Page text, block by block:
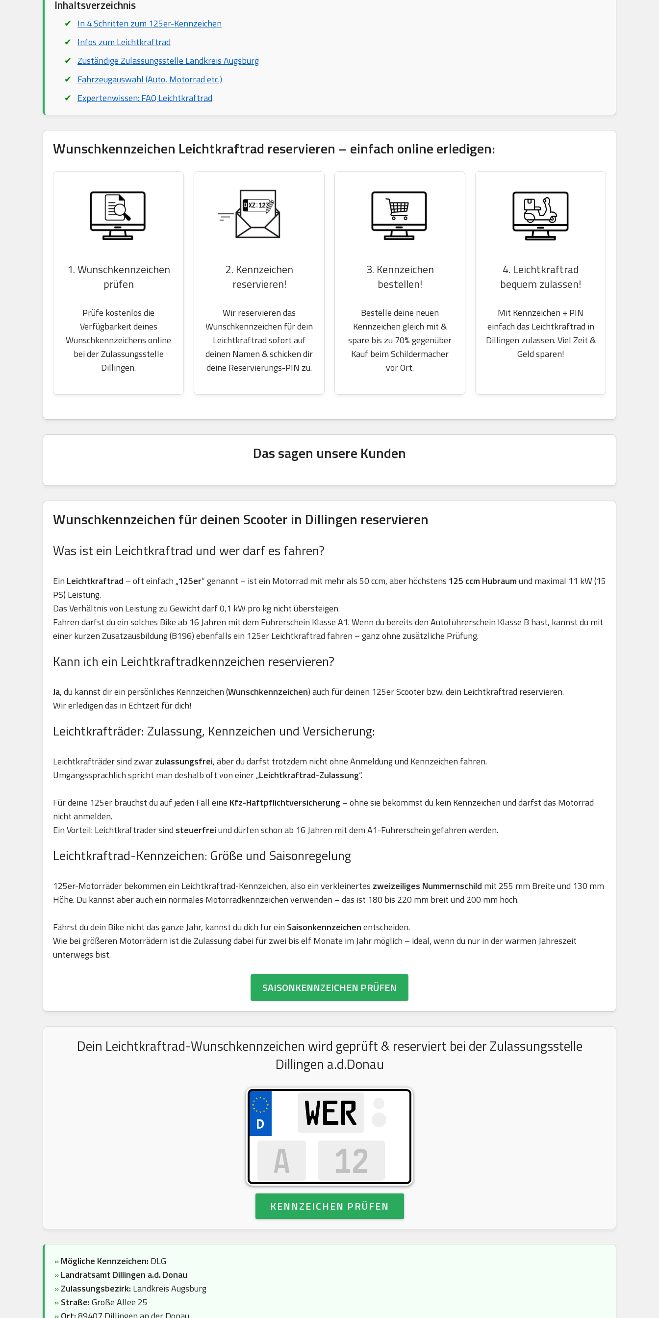
Inhaltsverzeichnis
In 4 Schritten zum 125er-Kennzeichen
Infos zum Leichtkraftrad
Zuständige Zulassungsstelle Landkreis Augsburg
Fahrzeugauswahl (Auto, Motorrad etc.)
Expertenwissen: FAQ Leichtkraftrad
Wunschkennzeichen Leichtkraftrad reservieren – einfach online erledigen:
1. Wunschkennzeichen
prüfen
Prüfe kostenlos die
Verfügbarkeit deines
Wunschkennzeichens online
bei der Zulassungsstelle
Dillingen.
2. Kennzeichen
reservieren!
Wir reservieren das
Wunschkennzeichen für dein
Leichtkraftrad sofort auf
deinen Namen & schicken dir
deine Reservierungs-PIN zu.
3. Kennzeichen
bestellen!
Bestelle deine neuen
Kennzeichen gleich mit &
spare bis zu 70% gegenüber
Kauf beim Schildermacher
vor Ort.
4. Leichtkraftrad
bequem zulassen!
Mit Kennzeichen + PIN
einfach das Leichtkraftrad in
Dillingen zulassen. Viel Zeit &
Geld sparen!
Das sagen unsere Kunden
Wunschkennzeichen für deinen Scooter in Dillingen reservieren
Was ist ein Leichtkraftrad und wer darf es fahren?
Ein Leichtkraftrad – oft einfach „125er“ genannt – ist ein Motorrad mit mehr als 50 ccm, aber höchstens 125 ccm Hubraumund maximal 11 kW (15
PS) Leistung.
Das Verhältnis von Leistung zu Gewicht darf 0,1 kW pro kg nicht übersteigen.
Fahren darfst du ein solches Bike ab 16 Jahren mit dem Führerschein Klasse A1. Wenn du bereits den Autoführerschein Klasse B hast, kannst du mit
einer kurzen Zusatzausbildung (B196) ebenfalls ein 125er Leichtkraftrad fahren – ganz ohne zusätzliche Prüfung.
Kann ich ein Leichtkraftradkennzeichen reservieren?
Ja, du kannst dir ein persönliches Kennzeichen (Wunschkennzeichen) auch für deinen 125er Scooter bzw. dein Leichtkraftrad reservieren.
Wir erledigen das in Echtzeit für dich!
Leichtkrafträder: Zulassung, Kennzeichen und Versicherung:
Leichtkrafträder sind zwarzulassungsfrei, aber du darfst trotzdem nicht ohne Anmeldung und Kennzeichen fahren.
Umgangssprachlich spricht man deshalb oft von einer „Leichtkraftrad-Zulassung“.
Für deine 125er brauchst du auf jeden Fall eine Kfz-Haftpflichtversicherung – ohne sie bekommst du kein Kennzeichen und darfst das Motorrad
nicht anmelden.
Ein Vorteil: Leichtkrafträder sind steuerfreiund dürfen schon ab 16 Jahren mit dem A1-Führerschein gefahren werden.
Leichtkraftrad-Kennzeichen: Größe und Saisonregelung
125er-Motorräder bekommen ein Leichtkraftrad-Kennzeichen, also ein verkleinertes zweizeiliges Nummernschild mit 255 mm Breite und 130 mm
Höhe. Du kannst aber auch ein normales Motorradkennzeichen verwenden – das ist 180 bis 220 mm breit und 200 mm hoch.
Fährst du dein Bike nicht das ganze Jahr, kannst du dich für ein Saisonkennzeichenentscheiden.
Wie bei größeren Motorrädern ist die Zulassung dabei für zwei bis elf Monate im Jahr möglich – ideal, wenn du nur in der warmen Jahreszeit
unterwegs bist.
SAISONKENNZEICHEN PRÜFEN
Dein Leichtkraftrad-Wunschkennzeichen wird geprüft & reserviert bei der Zulassungsstelle
Dillingen a.d.Donau
KENNZEICHEN PRÜFEN
»Mögliche Kennzeichen: DLG
»Landratsamt Dillingen a.d. Donau
»Zulassungsbezirk: Landkreis Augsburg
»Straße:Große Allee 25